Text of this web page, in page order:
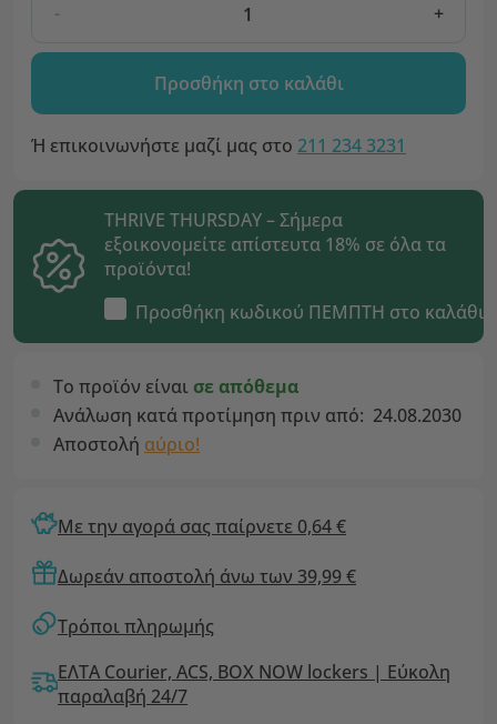
- +
Προσθήκη στο καλάθι
Ή επικοινωνήστε μαζί μας στο 211 234 3231
THRIVE THURSDAY – Σήμερα
εξοικονομείτε απίστευτα 18% σε όλα τα
προϊόντα!
Προσθήκη κωδικού ΠΕΜΠΤΗ στο καλάθι
Το προϊόν είναι σε απόθεμα
Ανάλωση κατά προτίμηση πριν από: 24.08.2030
Αποστολή αύριο!
Με την αγορά σας παίρνετε 0,64 €
Δωρεάν αποστολή άνω των 39,99 €
Τρόποι πληρωμής
ΕΛΤΑ Courier, ACS, BOX NOW lockers | Εύκολη
παραλαβή 24/7